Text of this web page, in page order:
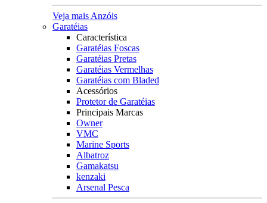
Veja mais Anzóis
Garatéias
Característica
Garatéias Foscas
Garatéias Pretas
Garatéias Vermelhas
Garatéias com Bladed
Acessórios
Protetor de Garatéias
Principais Marcas
Owner
VMC
Marine Sports
Albatroz
Gamakatsu
kenzaki
Arsenal Pesca